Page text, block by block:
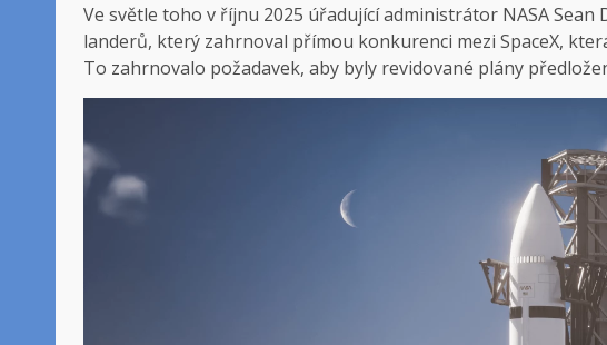
Ve světle toho v říjnu 2025 úřadující administrátor NASA
landerů, který zahrnoval přímou konkurenci mezi SpaceX,
To zahrnovalo požadavek, aby byly revidované plány